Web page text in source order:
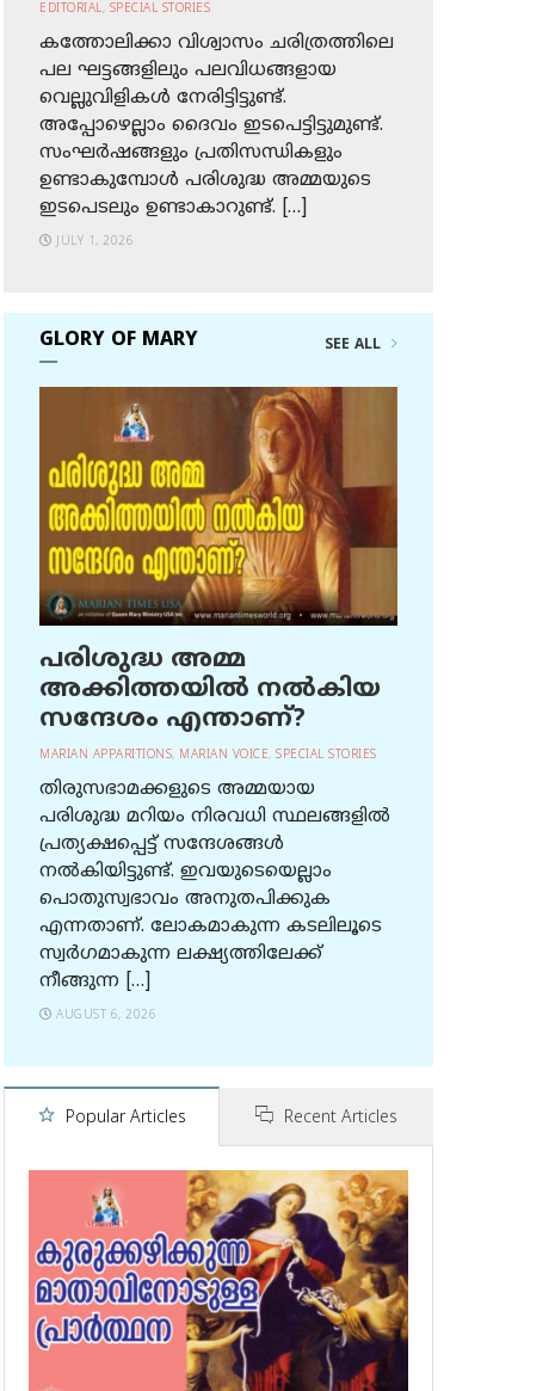
EDITORIAL, SPECIAL STORIES
കത്തോലിക്കാ വിശ്വാസം ചരിത്രത്തിലെ
പല ഘട്ടങ്ങളിലും പലവിധങ്ങളായ
വെല്ലുവിളികള്‍ നേരിട്ടിട്ടുണ്ട്.
അപ്പോഴെല്ലാം ദൈവം ഇടപെട്ടിട്ടുമുണ്ട്.
സംഘര്‍ഷങ്ങളും പ്രതിസന്ധികളും
ഉണ്ടാകുമ്പോള്‍ പരിശുദ്ധ അമ്മയുടെ
ഇടപെടലും ഉണ്ടാകാറുണ്ട്. […]
JULY 1, 2026
GLORY OF MARY SEE ALL
പരിശുദ്ധ അമ്മ
അക്കിത്തയില്‍ നല്‍കിയ
സന്ദേശം എന്താണ്?
MARIAN APPARITIONS, MARIAN VOICE, SPECIAL STORIES
തിരുസഭാമക്കളുടെ അമ്മയായ
പരിശുദ്ധ മറിയം നിരവധി സ്ഥലങ്ങളിൽ
പ്രത്യക്ഷപ്പെട്ട് സന്ദേശങ്ങൾ
നൽകിയിട്ടുണ്ട്. ഇവയുടെയെല്ലാം
പൊതുസ്വഭാവം അനുതപിക്കുക
എന്നതാണ്. ലോകമാകുന്ന കടലിലൂടെ
സ്വർഗമാകുന്ന ലക്ഷ്യത്തിലേക്ക്
നീങ്ങുന്ന […]
AUGUST 6, 2026
Popular Articles Recent Articles